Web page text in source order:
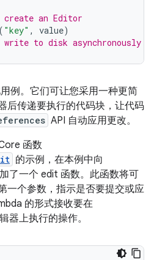
an Editor
( "key" , value)
to disk asynchronously
例。它们可让您采用一种更简
后传递要执行的代码块，让代码
API 自动应用更改。
函数
的示例，在本例中向
了一个 edit 函数。此函数将可
一个参数，指示是否要提交或应
的形式接收要在
器上执行的操作。